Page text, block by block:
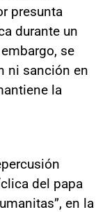
presunta
durante un
se
ni sanción en
la
del papa
en la